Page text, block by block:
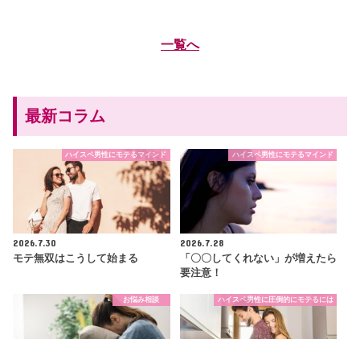
一覧へ
最新コラム
ハイスペ男性にモテるマインド
2026.7.30
モテ無双はこうして始まる
ハイスペ男性にモテるマインド
2026.7.28
「〇〇してくれない」が増えたら
要注意！
お悩み相談 ハイスペ男性に圧倒的にモテるには